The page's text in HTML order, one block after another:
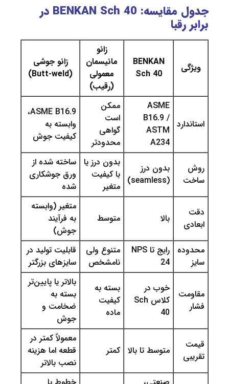
جدول مقایسه: BENKAN Sch 40 در
BENKAN
Sch 40
مانیسمان
معمولی
زانو جوشی
(Butt-weld)
B16.9 /
ASTM
ممکن
است
گواهی
محدودتر
ASME B16.9،
وابسته به
کیفیت جوش
بدون درز
با کیفیت
متغیر
ساخته شده از
ورق جوشکاری
شده
بالا متوسط
متغیر (وابسته
به فرآیند
رایج تا NPS
24
متنوع ولی
نامشخص
قابلیت تولید در
سایزهای بزرگتر
خوب در
کلاس Sch
40
بسته به
کیفیت
ماده
بالاتر یا پایین‌تر
بسته به
ضخامت و
جوش
متوسط تا بالا کمتر
معمولاً کمتر در
قطعه اما هزینه